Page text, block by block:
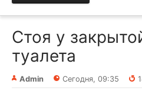
Стоя у
туалета
Admin Сегодня, 09:35